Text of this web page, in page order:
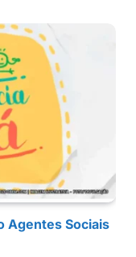
Agentes Sociais